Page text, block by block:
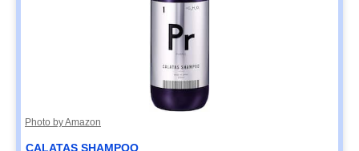
Photo by Amazon
CALATAS SHAMPOO